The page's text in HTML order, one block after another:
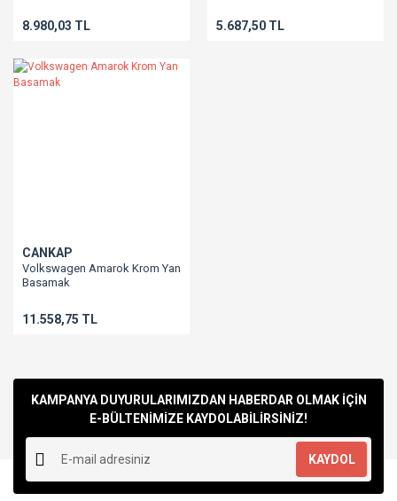
8.980,03 TL 5.687,50 TL
CANKAP
Volkswagen Amarok Krom Yan
Basamak
11.558,75 TL
KAMPANYA DUYURULARIMIZDAN HABERDAR OLMAK İÇİN
E-BÜLTENİMİZE KAYDOLABİLİRSİNİZ!
KAYDOL